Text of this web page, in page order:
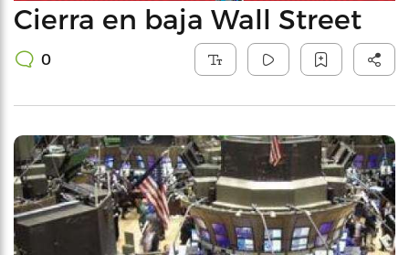
Cierra en baja Wall Street
0